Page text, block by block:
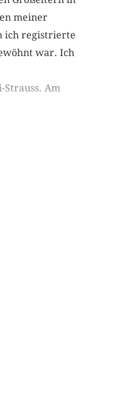
meiner
ich registrierte
war. Ich
Strauss. Am